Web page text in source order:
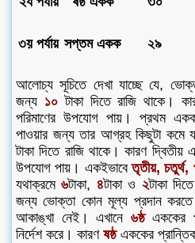
৩য় পর্যায় সপ্তম একক ২৯
আলোচ্য সূচিতে দেখা যাচ্ছে যে,
জন্য ১০টাকা দিতে রাজি থাকে।
পরিমাণের উপযোগ পায়। প্রথম
পাওয়ার জন্য তার আগ্রহ কিছুটা কমে
টাকা দিতে রাজি থাকে। কারণ
উপযোগ পায়। একইভাবেতৃতীয়, চতুর্থ,
যথাক্রমে৬টাকা, ৪টাকা ও ২টাকা
জন্য ভোক্তা কোন মূল্য প্রদান করতে
আকাঙ্খা নেই। এখানে ৬ষ্ঠ এককের
নির্দেশ করে। কারণ ষষ্ঠএককের